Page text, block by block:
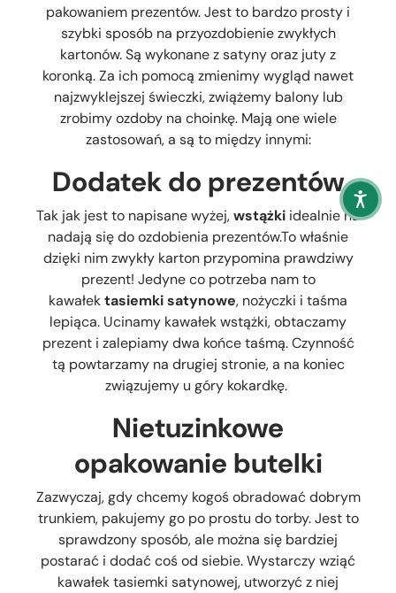
pakowaniem prezentów. Jest to bardzo prosty i
szybki sposób na przyozdobienie zwykłych
kartonów. Są wykonane z satyny oraz juty z
koronką. Za ich pomocą zmienimy wygląd nawet
najzwyklejszej świeczki, zwiążemy balony lub
zrobimy ozdoby na choinkę. Mają one wiele
zastosowań, a są to między innymi:
Dodatek do prezentów
Tak jak jest to napisane wyżej,wstążki idealnie na
nadają się do ozdobienia prezentów.To właśnie
dzięki nim zwykły karton przypomina prawdziwy
prezent! Jedyne co potrzeba nam to
kawałektasiemki satynowe, nożyczki i taśma
lepiąca. Ucinamy kawałek wstążki, obtaczamy
prezent i zalepiamy dwa końce taśmą. Czynność
tą powtarzamy na drugiej stronie, a na koniec
związujemy u góry kokardkę.
Nietuzinkowe
opakowanie butelki
Zazwyczaj, gdy chcemy kogoś obradować dobrym
trunkiem, pakujemy go po prostu do torby. Jest to
sprawdzony sposób, ale można się bardziej
postarać i dodać coś od siebie. Wystarczy wziąć
kawałek tasiemki satynowej, utworzyć z niej